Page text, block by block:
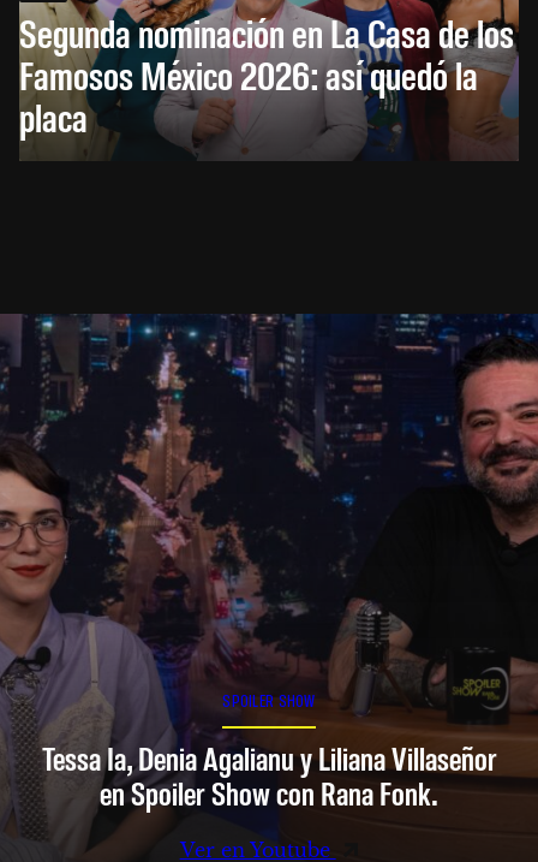
Segunda nominación en La Casa de los
Famosos México 2026: así quedó la
placa
SPOILER SHOW
Tessa Ia, Denia Agalianu y Liliana Villaseñor
en Spoiler Show con Rana Fonk.
Ver en Youtube